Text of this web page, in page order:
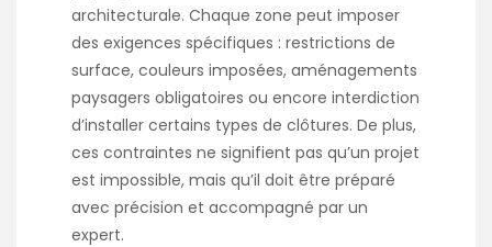
architecturale. Chaque zone peut imposer
des exigences spécifiques : restrictions de
surface, couleurs imposées, aménagements
paysagers obligatoires ou encore interdiction
d’installer certains types de clôtures. De plus,
ces contraintes ne signifient pas qu’un projet
est impossible, mais qu’il doit être préparé
avec précision et accompagné par un
expert.